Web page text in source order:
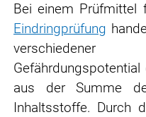
Bei einem Prüfmittel
Eindringprüfung
aus der Summe
Inhaltsstoffe. Durch